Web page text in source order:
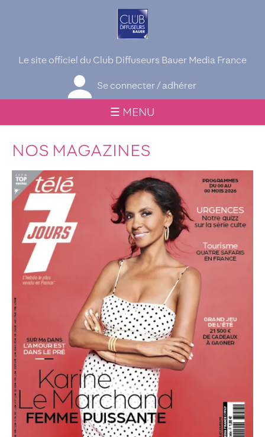
Le site officiel du Club Diffuseurs Bauer Media France
Se connecter / adhérer
☰ MENU
NOS MAGAZINES